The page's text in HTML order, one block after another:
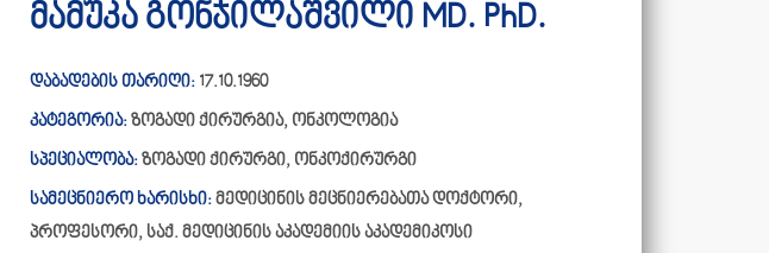
მამუკა გონჯილაშვილი MD. PhD.
დაბადების თარიღი: 17.10.1960
კატეგორია: ზოგადი ქირურგია, ონკოლოგია
სპეციალობა: ზოგადი ქირურგი, ონკოქირურგი
სამეცნიერო ხარისხი: მედიცინის მეცნიერებათა დოქტორი,
პროფესორი, საქ. მედიცინის აკადემიის აკადემიკოსი